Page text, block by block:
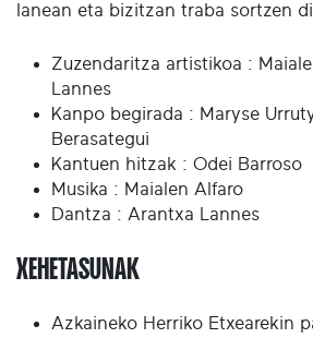
lanean eta bizitzan traba sortzen
Zuzendaritza artistikoa :
Lannes
Kanpo begirada : Maryse
Berasategui
Kantuen hitzak : Odei Barroso
Musika : Maialen Alfaro
Dantza : Arantxa Lannes
XEHETASUNAK
Azkaineko Herriko Etxearekin